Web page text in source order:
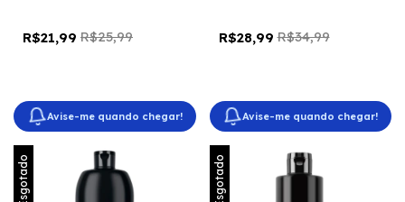
R$21,99 R$25,99
Avise-me quando chegar!
R$28,99 R$34,99
Avise-me quando chegar!
Esgotado Esgotado